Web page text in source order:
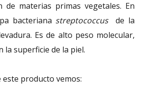
de materias primas vegetales. En
bacteriana streptococcusde la
Es de alto peso molecular,
la superficie de la piel.
este producto vemos: